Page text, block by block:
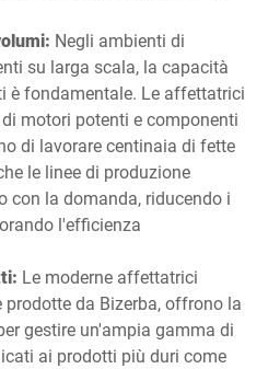
Negli ambienti di
su larga scala, la capacità
è fondamentale. Le affettatrici
motori potenti e componenti
di lavorare centinaia di fette
le linee di produzione
con la domanda, riducendo i
l'efficienza
Le moderne affettatrici
da Bizerba, offrono la
gestire un'ampia gamma di
ai prodotti più duri come